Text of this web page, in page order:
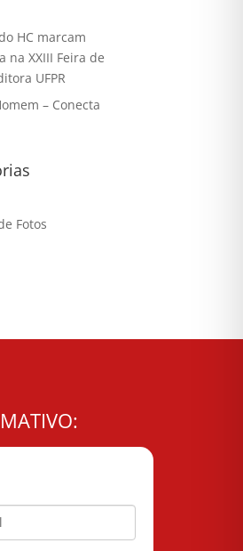
HC marcam
na XXIII Feira de
UFPR
– Conecta
Fotos